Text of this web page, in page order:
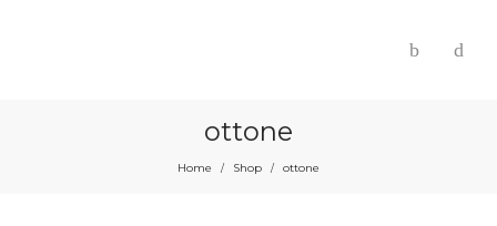
ottone
Home / Shop / ottone